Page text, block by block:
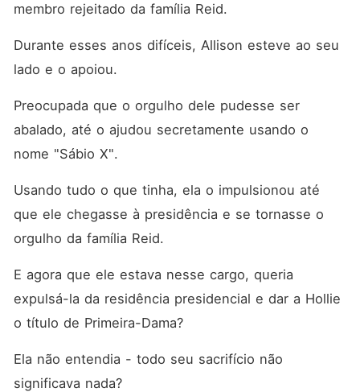
membro rejeitado da família Reid.
Durante esses anos difíceis, Allison esteve ao seu
lado e o apoiou.
Preocupada que o orgulho dele pudesse ser
abalado, até o ajudou secretamente usando o
nome "Sábio X".
Usando tudo o que tinha, ela o impulsionou até
que ele chegasse à presidência e se tornasse o
orgulho da família Reid.
E agora que ele estava nesse cargo, queria
expulsá-la da residência presidencial e dar a Hollie
o título de Primeira-Dama?
Ela não entendia - todo seu sacrifício não
significava nada?